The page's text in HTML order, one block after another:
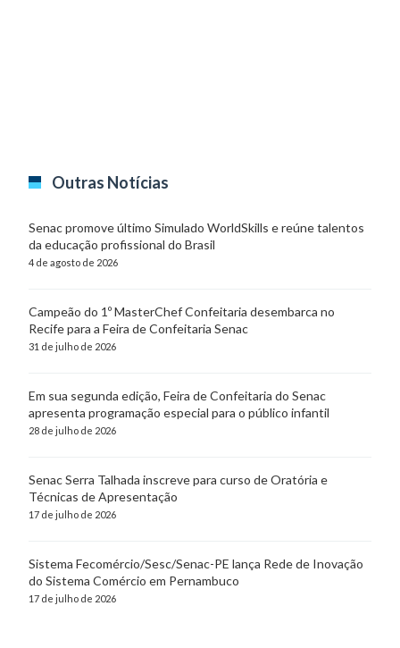
Outras Notícias
Senac promove último Simulado WorldSkills e reúne talentos
da educação profissional do Brasil
4 de agosto de 2026
Campeão do 1º MasterChef Confeitaria desembarca no
Recife para a Feira de Confeitaria Senac
31 de julho de 2026
Em sua segunda edição, Feira de Confeitaria do Senac
apresenta programação especial para o público infantil
28 de julho de 2026
Senac Serra Talhada inscreve para curso de Oratória e
Técnicas de Apresentação
17 de julho de 2026
Sistema Fecomércio/Sesc/Senac-PE lança Rede de Inovação
do Sistema Comércio em Pernambuco
17 de julho de 2026